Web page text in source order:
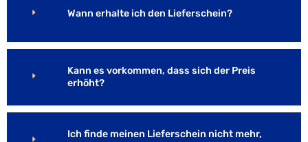
Wann erhalte ich den Lieferschein?
Kann es vorkommen, dass sich der Preis
erhöht?
Ich finde meinen Lieferschein nicht mehr,